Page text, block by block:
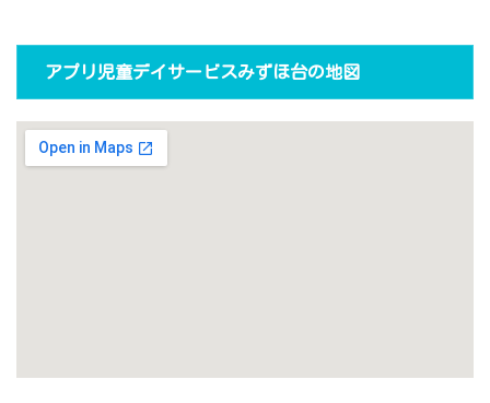
アプリ児童デイサービスみずほ台の地図